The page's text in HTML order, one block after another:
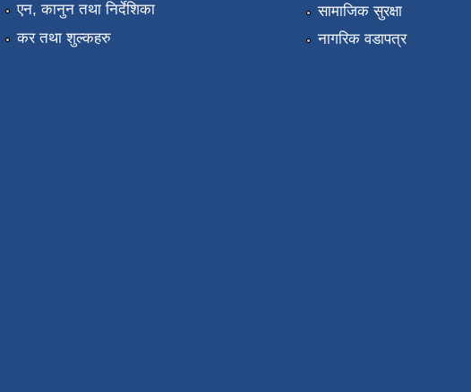
एन, कानुन तथा निर्देशिका
कर तथा शुल्कहरु
सामाजिक सुरक्षा
नागरिक वडापत्र